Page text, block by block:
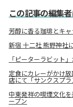
この記事の編集
芳醇に香る珈琲とキ
新宿 十二社 熊野神社
「ピーターラビット
定食にカレーがかけ
店にて「サンクスプ
中東発祥の喫煙文化
ープン